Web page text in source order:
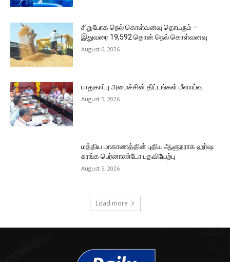
சிறுபோக நெல் கொள்வனவு தொடரும் –
இதுவரை 19,592 தொன் நெல் கொள்வனவு
August 6, 2026
பாதுகாப்பு அமைச்சின் திட்டங்கள் மீளாய்வு
August 5, 2026
மத்திய மாகாணத்தின் புதிய ஆளுநராக ஹர்ஷ
சுரங்க பெர்னாண்டோ பதவியேற்பு
August 5, 2026
Load more